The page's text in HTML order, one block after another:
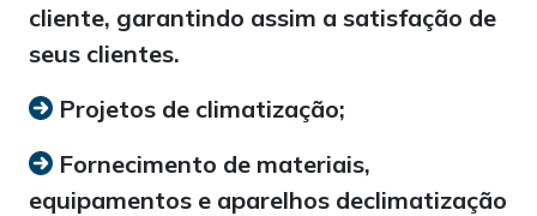
cliente, garantindo assim a satisfação de
seus clientes.
Projetos de climatização;
Fornecimento de materiais,
equipamentos e aparelhos declimatização